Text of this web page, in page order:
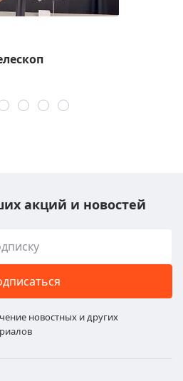
акций и новостей
новостных и других